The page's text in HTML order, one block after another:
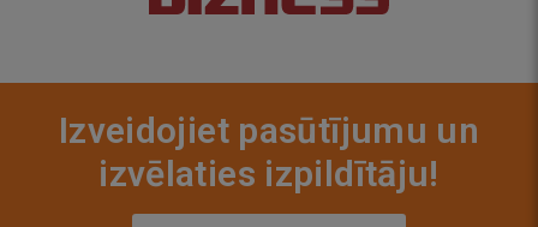
Izveidojiet pasūtījumu un
izvēlaties izpildītāju!